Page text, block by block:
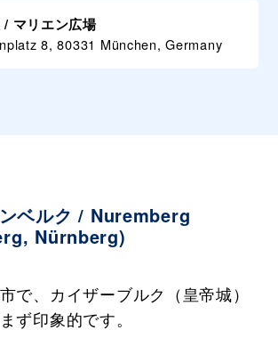
マリエン広場
8, 80331 München, Germany
ベルク / Nuremberg
Nürnberg)
で、カイザーブルク（皇帝城）
ず印象的です。